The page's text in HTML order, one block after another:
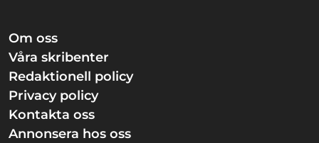
Om oss
Våra skribenter
Redaktionell policy
Privacy policy
Kontakta oss
Annonsera hos oss